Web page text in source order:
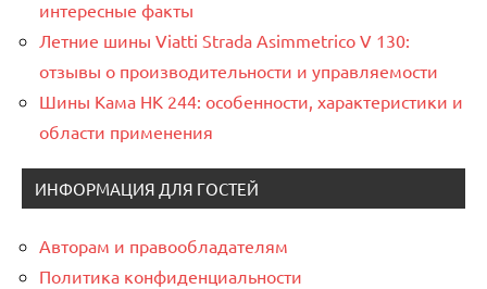
интересные факты
Летние шины Viatti Strada Asimmetrico V 130:
отзывы о производительности и управляемости
Шины Кама НК 244: особенности, характеристики и
области применения
ИНФОРМАЦИЯ ДЛЯ ГОСТЕЙ
Авторам и правообладателям
Политика конфиденциальности